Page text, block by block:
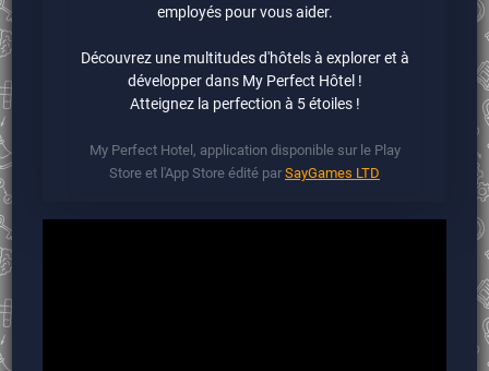
employés pour vous aider.
Découvrez une multitudes d'hôtels à explorer et à
développer dans My Perfect Hôtel !
Atteignez la perfection à 5 étoiles !
My Perfect Hotel, application disponible sur le Play
Store et l'App Store édité par SayGames LTD